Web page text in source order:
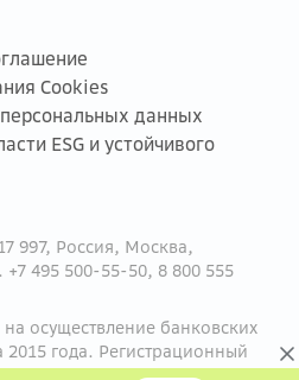
Cookies
данных
ESG и устойчивого
997, Россия, Москва,
495 500-55-50, 8 800 555
осуществление банковских
2015 года. Регистрационный